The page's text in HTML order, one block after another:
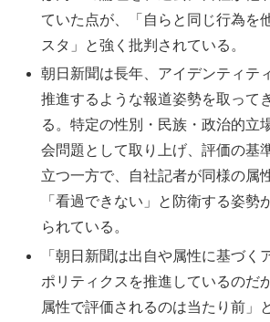
ていた点が、「自らと同じ行為を
スタ」と強く批判されている。
朝日新聞は長年、アイデンティテ
推進するような報道姿勢を取って
る。特定の性別・民族・政治的立
会問題として取り上げ、評価の基
立つ一方で、自社記者が同様の属
「看過できない」と防衛する姿勢
られている。
「朝日新聞は出自や属性に基づく
ポリティクスを推進しているのだ
属性で評価されるのは当たり前」